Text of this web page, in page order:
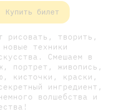
Купить билет
рисовать, творить,
техники
Смешаем в
портрет, живопись,
кисточки, краски,
ингредиент,
волшебства и